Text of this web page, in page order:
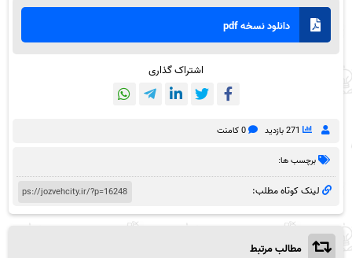
دانلود نسخه pdf
اشتراک گذاری
271 بازدید 0 کامنت
برچسب ها:
لینک کوتاه مطلب:
مطالب مرتبط